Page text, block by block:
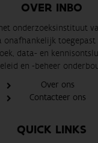
OVER INBO
onderzoeksinstituut
onafhankelijk
data- en
en -beheer
Over ons
Contacteer ons
QUICK LINKS